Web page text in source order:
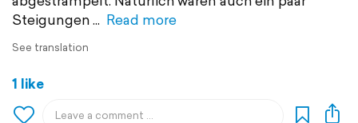
Steigungen
Read more
See translation
1 like